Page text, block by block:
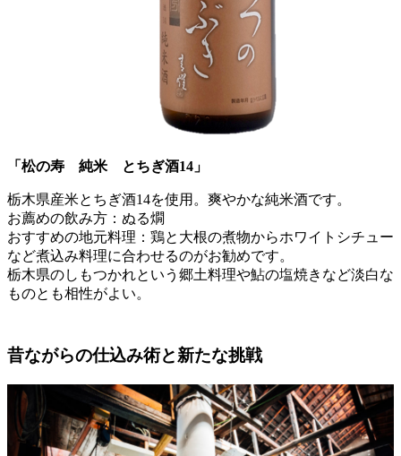
「 松の寿 純米 とちぎ酒14 」
栃木県産米とちぎ酒14を使用。爽やかな純米酒です。
お薦めの飲み方：ぬる燗
おすすめの地元料理：鶏と大根の煮物からホワイトシチュー
など煮込み料理に合わせるのがお勧めです。
栃木県のしもつかれという郷土料理や鮎の塩焼きなど淡白な
ものとも相性がよい。
昔ながらの仕込み術と新たな挑戦